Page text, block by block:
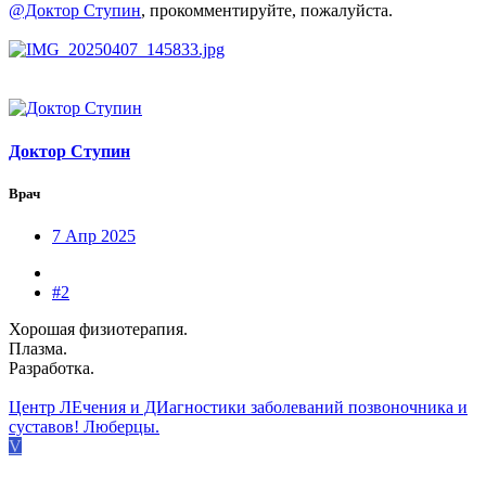
@Доктор Ступин, прокомментируйте, пожалуйста.
Доктор Ступин
Врач
7 Апр 2025
#2
Хорошая физиотерапия.
Плазма.
Разработка.
Центр ЛЕчения и ДИагностики заболеваний позвоночника и
суставов! Люберцы.
V